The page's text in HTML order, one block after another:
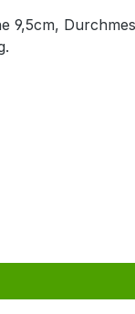
Dinosaurier Look.Diesen